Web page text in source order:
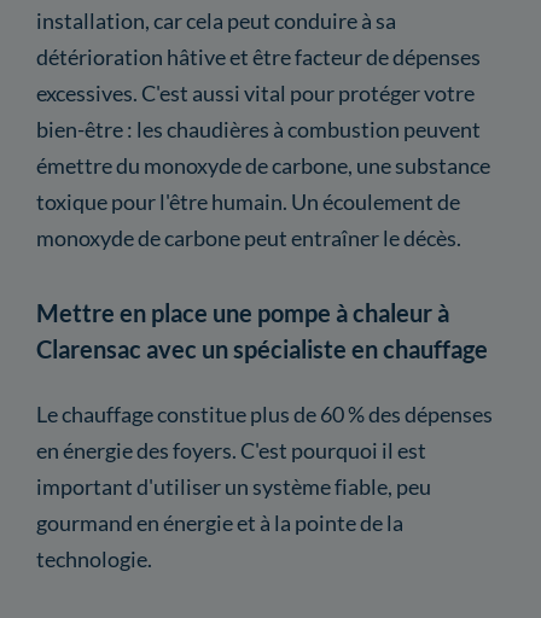
installation, car cela peut conduire à sa
détérioration hâtive et être facteur de dépenses
excessives. C'est aussi vital pour protéger votre
bien-être : les chaudières à combustion peuvent
émettre du monoxyde de carbone, une substance
toxique pour l'être humain. Un écoulement de
monoxyde de carbone peut entraîner le décès.
Mettre en place une pompe à chaleur à
Clarensac avec un spécialiste en chauffage
Le chauffage constitue plus de 60 % des dépenses
en énergie des foyers. C'est pourquoi il est
important d'utiliser un système fiable, peu
gourmand en énergie et à la pointe de la
technologie.